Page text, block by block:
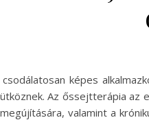
képes
Az őssejtterápia
valamint a